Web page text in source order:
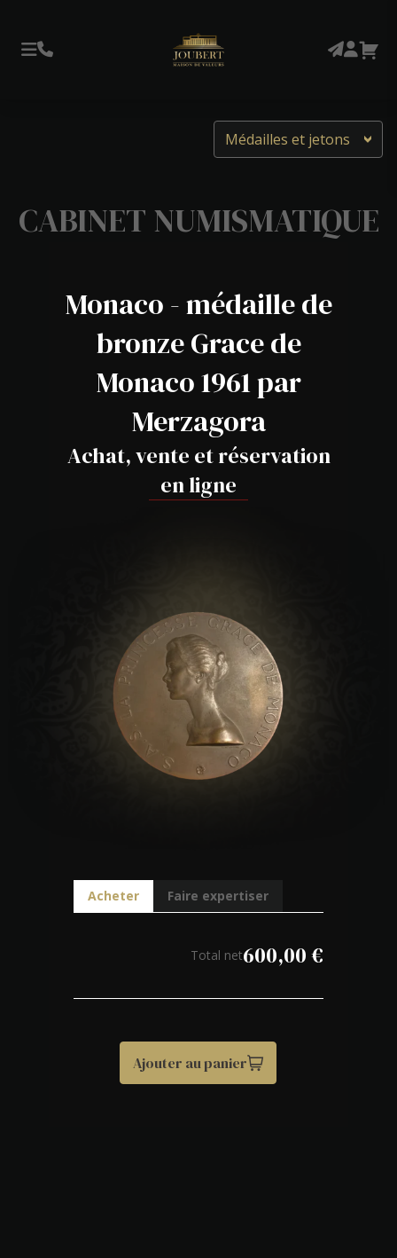
CABINET NUMISMATIQUE
Médailles et jetons
Monaco - médaille de
bronze Grace de
Monaco 1961 par
Merzagora
Achat, vente et réservation
en ligne
Acheter Faire expertiser
Total net600,00€
Ajouter au panier